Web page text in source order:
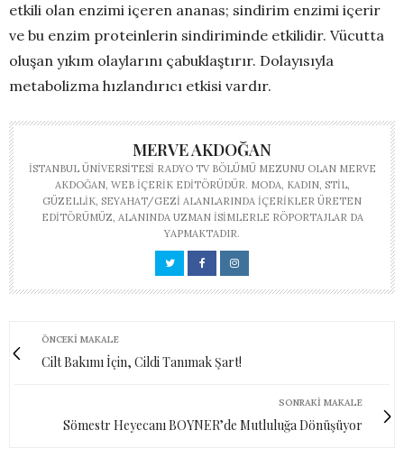
etkili olan enzimi içeren ananas; sindirim enzimi içerir
ve bu enzim proteinlerin sindiriminde etkilidir. Vücutta
oluşan yıkım olaylarını çabuklaştırır. Dolayısıyla
metabolizma hızlandırıcı etkisi vardır.
MERVE AKDOĞAN
İSTANBUL ÜNIVERSITESI RADYO TV BÖLÜMÜ MEZUNU OLAN MERVE
AKDOĞAN, WEB IÇERIK EDITÖRÜDÜR. MODA, KADIN, STIL,
GÜZELLIK, SEYAHAT/GEZI ALANLARINDA IÇERIKLER ÜRETEN
EDITÖRÜMÜZ, ALANINDA UZMAN ISIMLERLE RÖPORTAJLAR DA
YAPMAKTADIR.
ÖNCEKI MAKALE
Cilt Bakımı İçin, Cildi Tanımak Şart!
SONRAKI MAKALE
Sömestr Heyecanı BOYNER’de Mutluluğa Dönüşüyor